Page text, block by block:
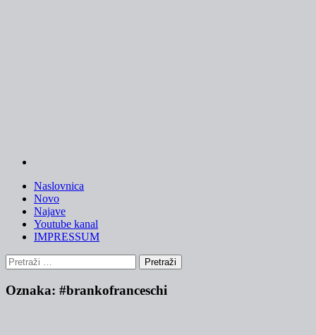
Naslovnica
Novo
Najave
Youtube kanal
IMPRESSUM
Pretraži:
Oznaka: #brankofranceschi